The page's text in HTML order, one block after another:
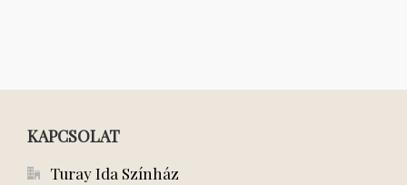
KAPCSOLAT
Turay Ida Színház